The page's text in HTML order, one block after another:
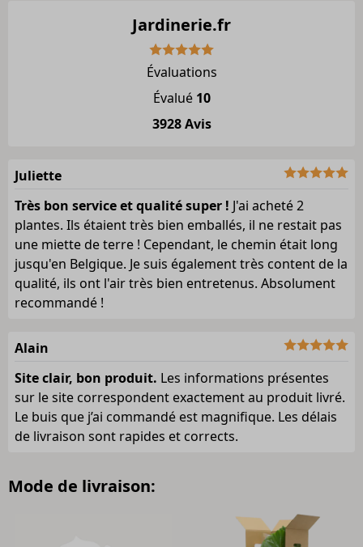
Jardinerie.fr
Évaluations
Évalué 10
3928 Avis
Juliette
Très bon service et qualité super ! J'ai acheté 2
plantes. Ils étaient très bien emballés, il ne restait pas
une miette de terre ! Cependant, le chemin était long
jusqu'en Belgique. Je suis également très content de la
qualité, ils ont l'air très bien entretenus. Absolument
recommandé !
Alain
Site clair, bon produit. Les informations présentes
sur le site correspondent exactement au produit livré.
Le buis que j’ai commandé est magnifique. Les délais
de livraison sont rapides et corrects.
Mode de livraison: